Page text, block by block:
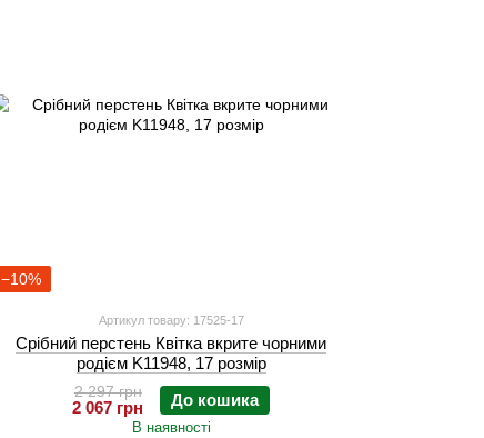
−10%
Артикул товару: 17525-17
Срібний перстень Квітка вкрите чорними
родієм K11948, 17 розмір
2 297 грн
2 067 грн До кошика
В наявності